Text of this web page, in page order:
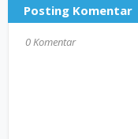
Posting Komentar
0 Komentar